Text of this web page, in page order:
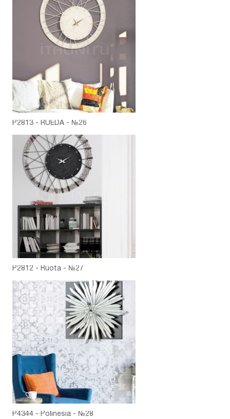
P2813 - RUEDA - №26
P2812 - Ruota - №27
P4344 - Polinesia - №28